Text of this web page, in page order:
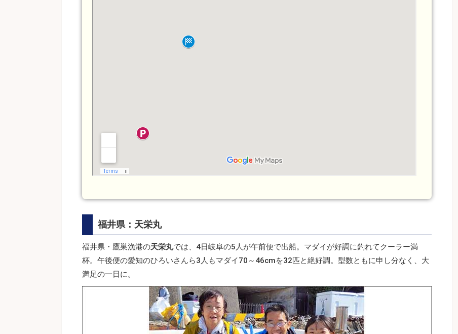
福井県：天栄丸
福井県・鷹巣漁港の天栄丸では、4日岐阜の5人が午前便で出船。マダイが好調に釣れてクーラー満
杯。午後便の愛知のひろいさんら3人もマダイ70～46cmを32匹と絶好調。型数ともに申し分なく、大
満足の一日に。